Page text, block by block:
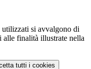
utilizzati si avvalgono di
alle finalità illustrate nella
tutti i cookies